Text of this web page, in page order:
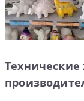
Технические